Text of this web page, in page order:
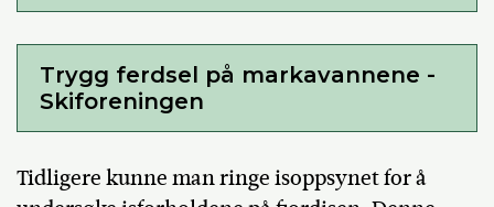
Trygg ferdsel på markavannene -
Skiforeningen
Tidligere kunne man ringe isoppsynet for å